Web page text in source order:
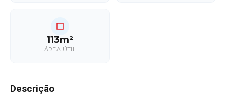
113m²
ÁREA ÚTIL
Descrição